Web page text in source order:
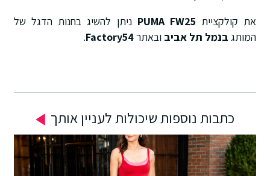
את קולקציית PUMA FW25 ניתן להשיג בחנות הדגל של
המותג בנמל תל אביב ובאתרFactory54
.
כתבות נוספות שיכולות לעניין אותך